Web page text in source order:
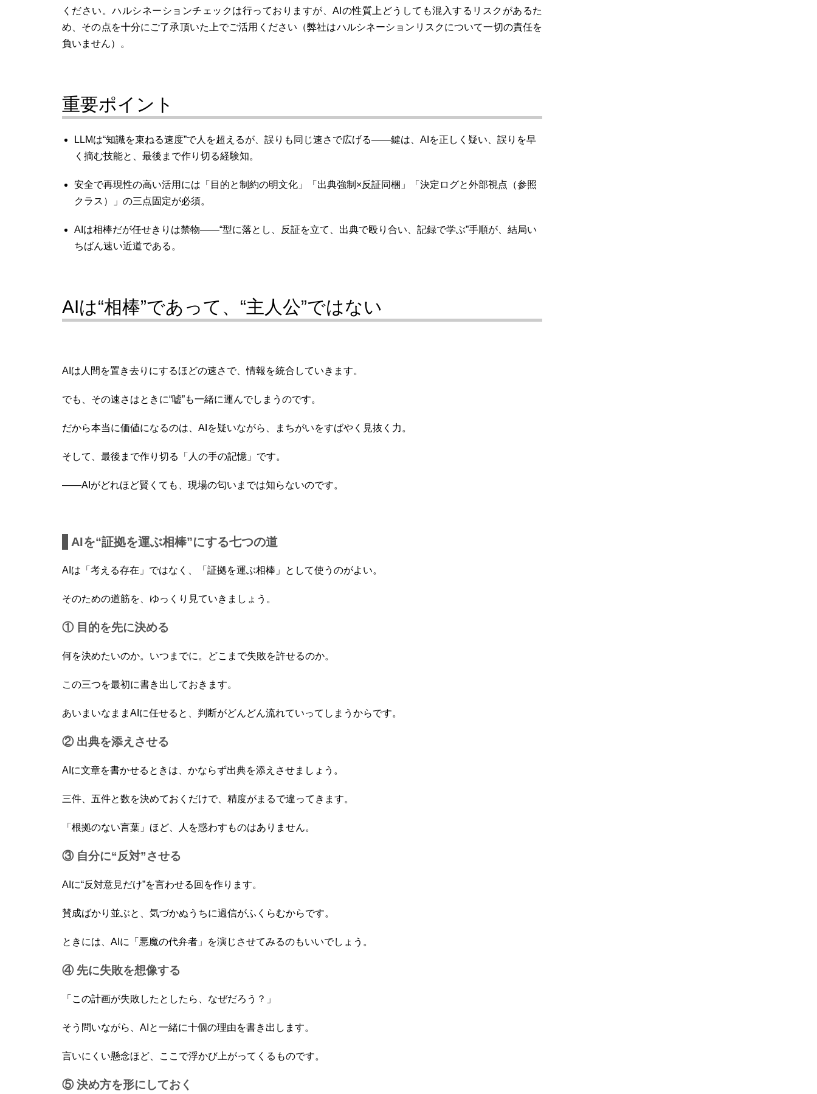
ください。ハルシネーションチェックは行っておりますが、AIの性質上どうしても混入するリスクがあるた
め、その点を十分にご了承頂いた上でご活用ください（弊社はハルシネーションリスクについて一切の責任を
負いません）。
重要ポイント
LLMは“知識を束ねる速度”で人を超えるが、誤りも同じ速さで広げる――鍵は、AIを正しく疑い、誤りを早
く摘む技能と、最後まで作り切る経験知。
安全で再現性の高い活用には「目的と制約の明文化」「出典強制×反証同梱」「決定ログと外部視点（参照
クラス）」の三点固定が必須。
AIは相棒だが任せきりは禁物――“型に落とし、反証を立て、出典で殴り合い、記録で学ぶ”手順が、結局い
ちばん速い近道である。
AIは“相棒”であって、“主人公”ではない
AIは人間を置き去りにするほどの速さで、情報を統合していきます。
でも、その速さはときに“嘘”も一緒に運んでしまうのです。
だから本当に価値になるのは、AIを疑いながら、まちがいをすばやく見抜く力。
そして、最後まで作り切る「人の手の記憶」です。
――AIがどれほど賢くても、現場の匂いまでは知らないのです。
AIを“証拠を運ぶ相棒”にする七つの道
AIは「考える存在」ではなく、「証拠を運ぶ相棒」として使うのがよい。
そのための道筋を、ゆっくり見ていきましょう。
① 目的を先に決める
何を決めたいのか。いつまでに。どこまで失敗を許せるのか。
この三つを最初に書き出しておきます。
あいまいなままAIに任せると、判断がどんどん流れていってしまうからです。
② 出典を添えさせる
AIに文章を書かせるときは、かならず出典を添えさせましょう。
三件、五件と数を決めておくだけで、精度がまるで違ってきます。
「根拠のない言葉」ほど、人を惑わすものはありません。
③ 自分に“反対”させる
AIに“反対意見だけ”を言わせる回を作ります。
賛成ばかり並ぶと、気づかぬうちに過信がふくらむからです。
ときには、AIに「悪魔の代弁者」を演じさせてみるのもいいでしょう。
④ 先に失敗を想像する
「この計画が失敗したとしたら、なぜだろう？」
そう問いながら、AIと一緒に十個の理由を書き出します。
言いにくい懸念ほど、ここで浮かび上がってくるものです。
⑤ 決め方を形にしておく